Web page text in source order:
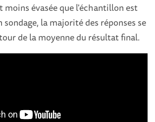
moins évasée que l'échantillon est
sondage, la majorité des réponses se
de la moyenne du résultat final.